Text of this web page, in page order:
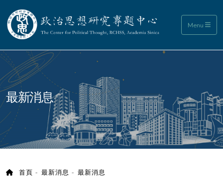
政治思想研究專題中心 Menu
:::
最新消息
首頁 最新消息 最新消息